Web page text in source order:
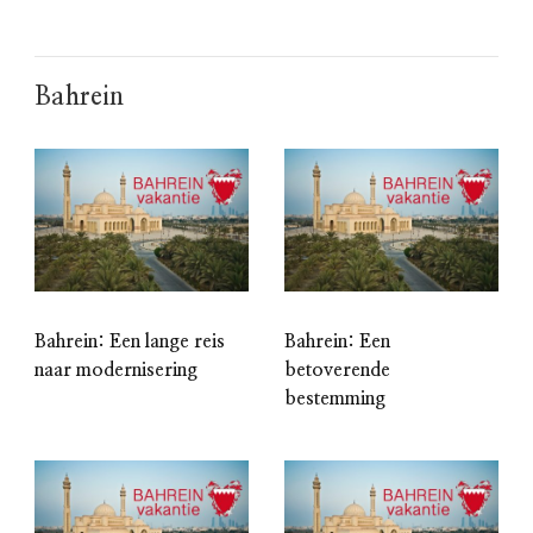
Bahrein
Bahrein: Een lange reis
naar modernisering
Bahrein: Een
betoverende
bestemming